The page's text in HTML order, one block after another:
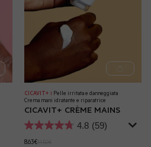
CICAVIT+ | Pelle irritata e danneggiata
Crema mani idratante e riparatrice
CICAVIT+ CRÈME MAINS
4.8 (59)
8.63€11.50€